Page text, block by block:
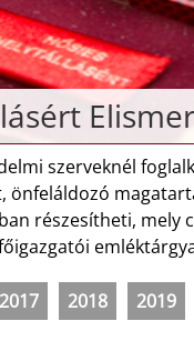
szerveknél
részesítheti, mely
2017 2018 2019